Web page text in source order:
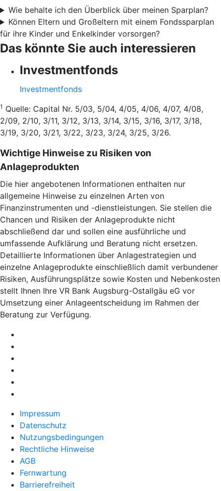
Wie behalte ich den Überblick über meinen Sparplan?
Können Eltern und Großeltern mit einem Fondssparplan
für ihre Kinder und Enkelkinder vorsorgen?
Das könnte Sie auch interessieren
Investmentfonds
Investmentfonds
1 Quelle: Capital Nr. 5/03, 5/04, 4/05, 4/06, 4/07, 4/08,
2/09, 2/10, 3/11, 3/12, 3/13, 3/14, 3/15, 3/16, 3/17, 3/18,
3/19, 3/20, 3/21, 3/22, 3/23, 3/24, 3/25, 3/26.
Wichtige Hinweise zu Risiken von
Anlageprodukten
Die hier angebotenen Informationen enthalten nur
allgemeine Hinweise zu einzelnen Arten von
Finanzinstrumenten und -dienstleistungen. Sie stellen die
Chancen und Risiken der Anlageprodukte nicht
abschließend dar und sollen eine ausführliche und
umfassende Aufklärung und Beratung nicht ersetzen.
Detaillierte Informationen über Anlagestrategien und
einzelne Anlageprodukte einschließlich damit verbundener
Risiken, Ausführungsplätze sowie Kosten und Nebenkosten
stellt Ihnen Ihre VR Bank Augsburg-Ostallgäu eG vor
Umsetzung einer Anlageentscheidung im Rahmen der
Beratung zur Verfügung.
Impressum
Datenschutz
Nutzungsbedingungen
Rechtliche Hinweise
AGB
Fernwartung
Barrierefreiheit